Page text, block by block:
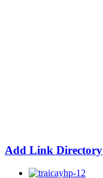
Add Link Directory